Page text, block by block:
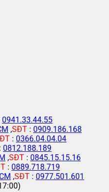
0941.33.44.55
,SĐT : 0909.186.168
: 0366.04.04.04
: 0812.188.189
,SĐT : 0845.15.15.16
: 0889.718.719
,SĐT : 0977.501.601